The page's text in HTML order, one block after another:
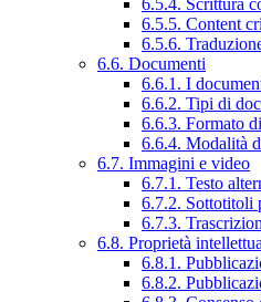
6.5.4. Scrittura
6.5.5. Content
6.5.6.
6.6. Documenti
6.6.1. I
6.6.2. Tipi di
6.6.3. Formato
6.6.4. Modalità
6.7. Immagini e video
6.7.1. Testo
6.7.2. Sottotitoli
6.7.3.
6.8. Proprietà
6.8.1.
6.8.2.